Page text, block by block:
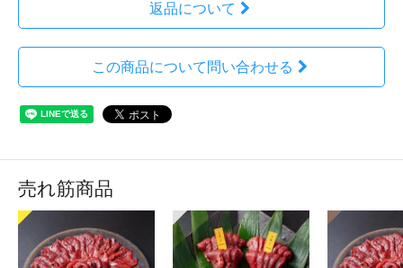
返品について
この商品について問い合わせる
売れ筋商品